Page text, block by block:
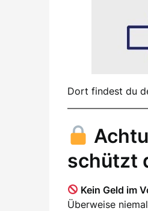
Dort findest du
schützt
Kein Geld im
Überweise